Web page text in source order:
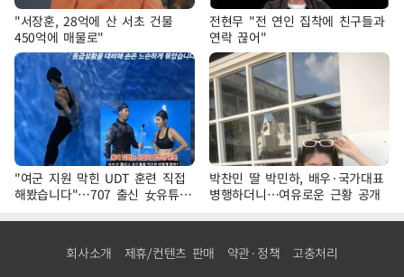
"서장훈, 28억에 산 서초 건물
450억에 매물로"
전현무 "전 연인 집착에 친구들과
연락 끊어"
"여군 지원 막힌 UDT 훈련 직접
해봤습니다"…707 출신 女유튜버
'완벽 소화'
박찬민 딸 박민하, 배우·국가대표
병행하더니…여유로운 근황 공개
회사소개 제휴/컨텐츠 판매 약관·정책 고충처리